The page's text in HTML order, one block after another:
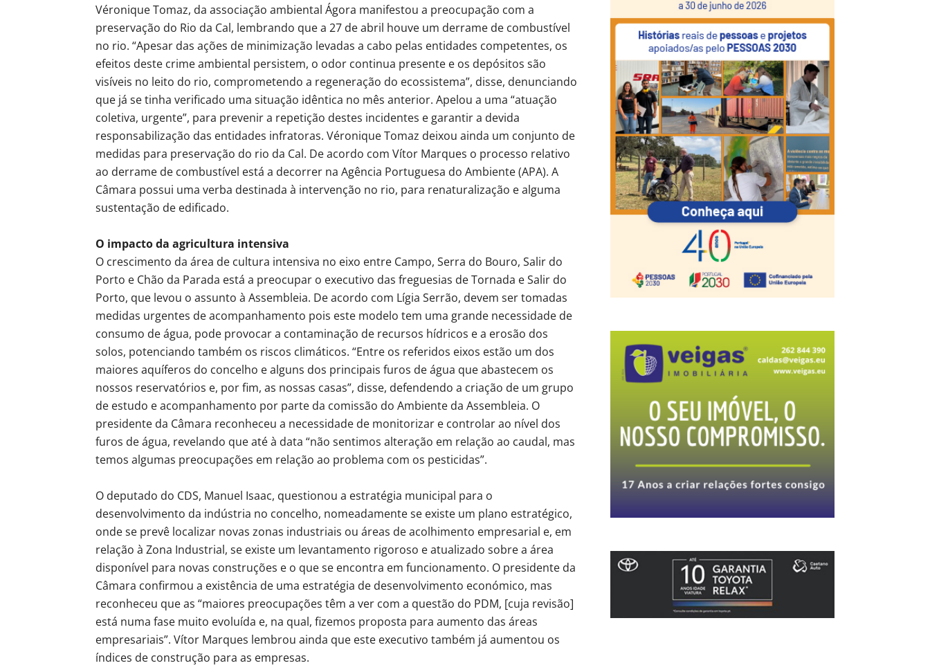
Véronique Tomaz, da associação ambiental Ágora manifestou a preocupação com a
preservação do Rio da Cal, lembrando que a 27 de abril houve um derrame de combustível
no rio. “Apesar das ações de minimização levadas a cabo pelas entidades competentes, os
efeitos deste crime ambiental persistem, o odor continua presente e os depósitos são
visíveis no leito do rio, comprometendo a regeneração do ecossistema”, disse, denunciando
que já se tinha verificado uma situação idêntica no mês anterior. Apelou a uma “atuação
coletiva, urgente”, para prevenir a repetição destes incidentes e garantir a devida
responsabilização das entidades infratoras. Véronique Tomaz deixou ainda um conjunto de
medidas para preservação do rio da Cal. De acordo com Vítor Marques o processo relativo
ao derrame de combustível está a decorrer na Agência Portuguesa do Ambiente (APA). A
Câmara possui uma verba destinada à intervenção no rio, para renaturalização e alguma
sustentação de edificado.
O impacto da agricultura intensiva
O crescimento da área de cultura intensiva no eixo entre Campo, Serra do Bouro, Salir do
Porto e Chão da Parada está a preocupar o executivo das freguesias de Tornada e Salir do
Porto, que levou o assunto à Assembleia. De acordo com Lígia Serrão, devem ser tomadas
medidas urgentes de acompanhamento pois este modelo tem uma grande necessidade de
consumo de água, pode provocar a contaminação de recursos hídricos e a erosão dos
solos, potenciando também os riscos climáticos. “Entre os referidos eixos estão um dos
maiores aquíferos do concelho e alguns dos principais furos de água que abastecem os
nossos reservatórios e, por fim, as nossas casas”, disse, defendendo a criação de um grupo
de estudo e acompanhamento por parte da comissão do Ambiente da Assembleia. O
presidente da Câmara reconheceu a necessidade de monitorizar e controlar ao nível dos
furos de água, revelando que até à data “não sentimos alteração em relação ao caudal, mas
temos algumas preocupações em relação ao problema com os pesticidas”.
O deputado do CDS, Manuel Isaac, questionou a estratégia municipal para o
desenvolvimento da indústria no concelho, nomeadamente se existe um plano estratégico,
onde se prevê localizar novas zonas industriais ou áreas de acolhimento empresarial e, em
relação à Zona Industrial, se existe um levantamento rigoroso e atualizado sobre a área
disponível para novas construções e o que se encontra em funcionamento. O presidente da
Câmara confirmou a existência de uma estratégia de desenvolvimento económico, mas
reconheceu que as “maiores preocupações têm a ver com a questão do PDM, [cuja revisão]
está numa fase muito evoluída e, na qual, fizemos proposta para aumento das áreas
empresariais”. Vítor Marques lembrou ainda que este executivo também já aumentou os
índices de construção para as empresas.